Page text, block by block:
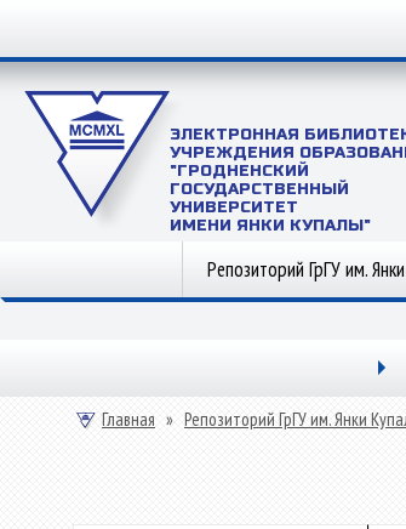
ЭЛЕКТРОННАЯ
УЧРЕЖДЕНИЯ
"ГРОДНЕНСКИЙ
ГОСУДАРСТВЕННЫЙ
УНИВЕРСИТЕТ
ИМЕНИ ЯНКИ КУПАЛЫ"
Репозиторий ГрГУ им.
Главная » Репозиторий ГрГУ им. Янки